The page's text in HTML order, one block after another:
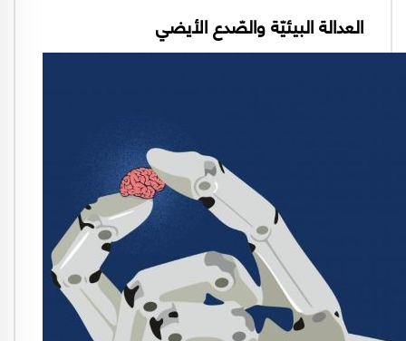
العدالة البيئيّة والصّدع الأيضي